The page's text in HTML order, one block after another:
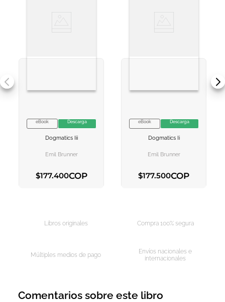
VER INFORMACION
eBook Descarga
Dogmatics Iii
Emil Brunner
$177.400COP
VER INFORMACION
eBook Descarga
Dogmatics Ii
Emil Brunner
$177.500COP
Libros originales Compra 100% segura
Múltiples medios de pago
Envíos nacionales e
internacionales
Comentarios sobre este libro